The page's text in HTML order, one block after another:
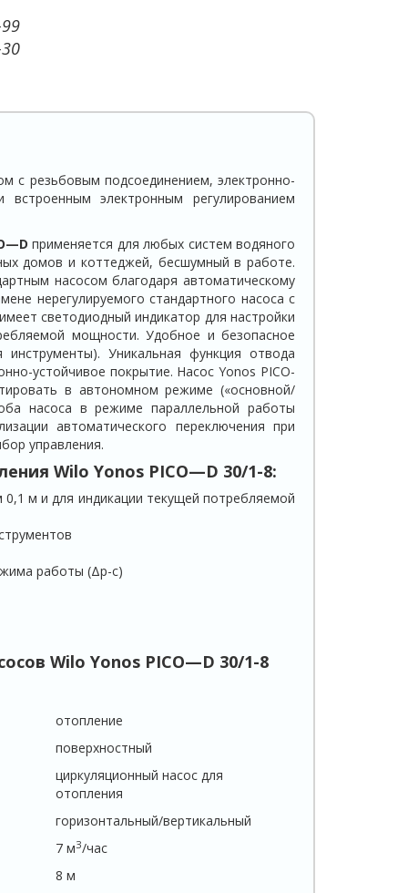
с резьбовым подсоединением, электронно-
электронным регулированием
—D применяется для любых систем водяного
домов и коттеджей, бесшумный в работе.
насосом благодаря автоматическому
нерегулируемого стандартного насоса с
светодиодный индикатор для настройки
мощности. Удобное и безопасное
Уникальная функция отвода
устойчивое покрытие. Насос Yonos PICO-
в автономном режиме («основной/
насоса в режиме параллельной работы
автоматического переключения при
управления.
Wilo Yonos PICO—D 30/1-8:
м и для индикации текущей потребляемой
работы (Δp-c)
Wilo Yonos PICO—D 30/1-8
отопление
поверхностный
циркуляционный насос для
отопления
горизонтальный/вертикальный
7 мЗ/час
8 м